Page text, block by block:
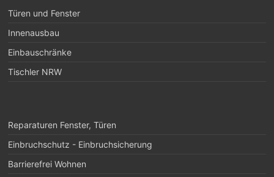
Türen und Fenster
Innenausbau
Einbauschränke
Tischler NRW
Reparaturen Fenster, Türen
Einbruchschutz - Einbruchsicherung
Barrierefrei Wohnen